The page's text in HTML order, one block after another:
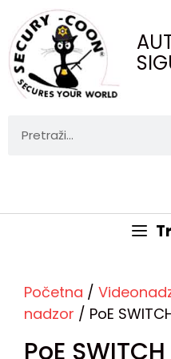
Početna /
nadzor / PoE
PoE